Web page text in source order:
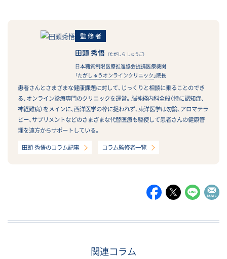
監修者
田頭 秀悟 （たがしら しゅうご）
日本糖質制限医療推進協会提携医療機関
「たがしゅうオンラインクリニック 」院長
患者さんとさまざまな健康課題に対して、じっくりと相談に乗ることのでき
る、オンライン診療専門のクリニックを運営。脳神経内科全般（特に認知症、
神経難病）をメインに、西洋医学の枠に捉われず、東洋医学は勿論、アロマテラ
ピー、サプリメントなどのさまざまな代替医療も駆使して患者さんの健康管
理を遠方からサポートしている。
田頭 秀悟のコラム記事
コラム監修者一覧
関連コラム